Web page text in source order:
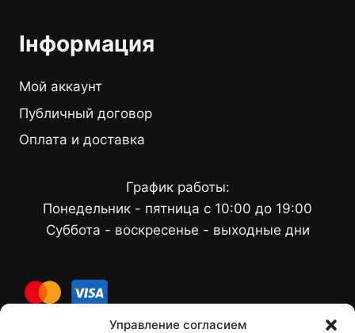
Управление согласием
Інформация
Мой аккаунт
Публичный договор
Оплата и доставка
График работы:
Понедельник - пятница с 10:00 до 19:00
Суббота - воскресенье - выходные дни